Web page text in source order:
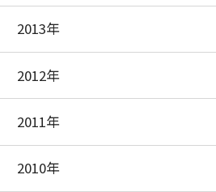
2013年
2012年
2011年
2010年